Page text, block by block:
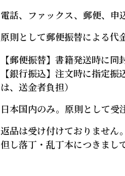
電話、ファックス、郵便、申
原則として郵便振替による代
【郵便振替】書籍発送時に
【銀行振込】注文時に指定
は、送金者負担）
日本国内のみ。原則として受
返品は受け付けておりません。
但し落丁・乱丁本につきまし